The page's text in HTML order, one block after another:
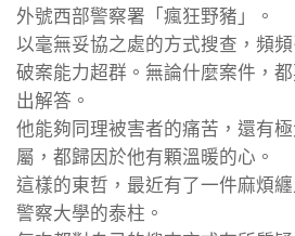
外號西部警察署「瘋狂野豬」。
以毫無妥協之處的方式搜查，頻頻
破案能力超群。無論什麼案件，
出解答。
他能夠同理被害者的痛苦，還有
屬，都歸因於他有顆溫暖的心。
這樣的東哲，最近有了一件麻煩
警察大學的泰柱。